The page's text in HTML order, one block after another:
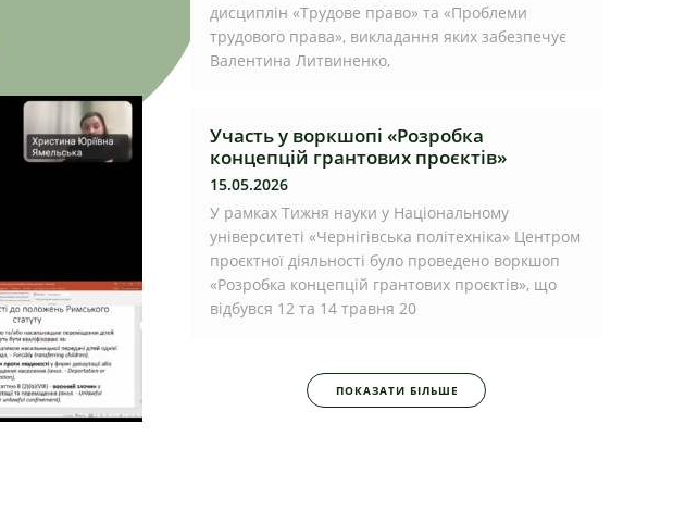
дисциплін «Трудове право» та «Проблеми
трудового права», викладання яких забезпечує
Валентина Литвиненко,
Участь у воркшопі «Розробка
концепцій грантових проєктів»
15.05.2026
У рамках Тижня науки у Національному
університеті «Чернігівська політехніка» Центром
проєктної діяльності було проведено воркшоп
«Розробка концепцій грантових проєктів», що
відбувся 12 та 14 травня 20
ПОКАЗАТИ БІЛЬШЕ